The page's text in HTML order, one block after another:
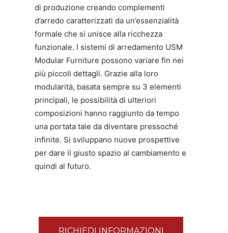
di produzione creando complementi
d’arredo caratterizzati da un’essenzialità
formale che si unisce alla ricchezza
funzionale. I sistemi di arredamento USM
Modular Furniture possono variare fin nei
più piccoli dettagli. Grazie alla loro
modularità, basata sempre su 3 elementi
principali, le possibilità di ulteriori
composizioni hanno raggiunto da tempo
una portata tale da diventare pressoché
infinite. Si sviluppano nuove prospettive
per dare il giusto spazio al cambiamento e
quindi al futuro.